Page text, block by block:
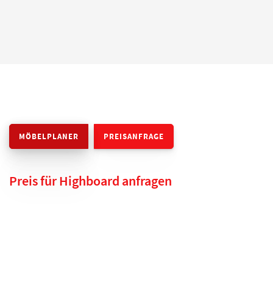
MÖBELPLANER PREISANFRAGE
Preis für Highboard anfragen